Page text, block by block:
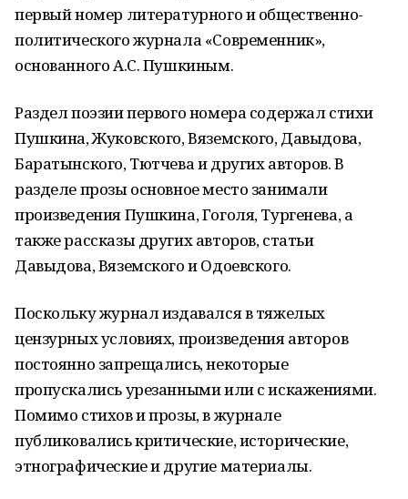
первый номер литературного и общественно-
политического журнала «Современник»,
основанного А.С. Пушкиным.
Раздел поэзии первого номера содержал стихи
Пушкина, Жуковского, Вяземского, Давыдова,
Баратынского, Тютчева и других авторов. В
разделе прозы основное место занимали
произведения Пушкина, Гоголя, Тургенева, а
также рассказы других авторов, статьи
Давыдова, Вяземского и Одоевского.
Поскольку журнал издавался в тяжелых
цензурных условиях, произведения авторов
постоянно запрещались, некоторые
пропускались урезанными или с искажениями.
Помимо стихов и прозы, в журнале
публиковались критические, исторические,
этнографические и другие материалы.